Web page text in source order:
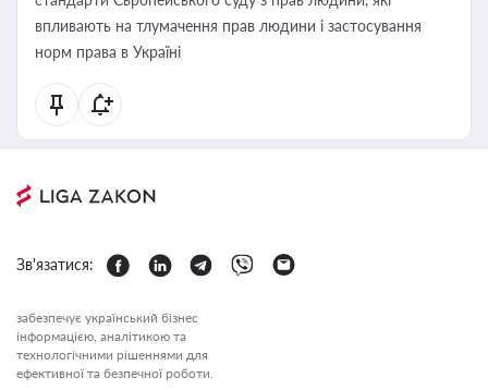
впливають на тлумачення прав людини і застосування
норм права в Україні
Зв'язатися:
забезпечує український бізнес
інформацією, аналітикою та
технологічними рішеннями для
ефективної та безпечної роботи.